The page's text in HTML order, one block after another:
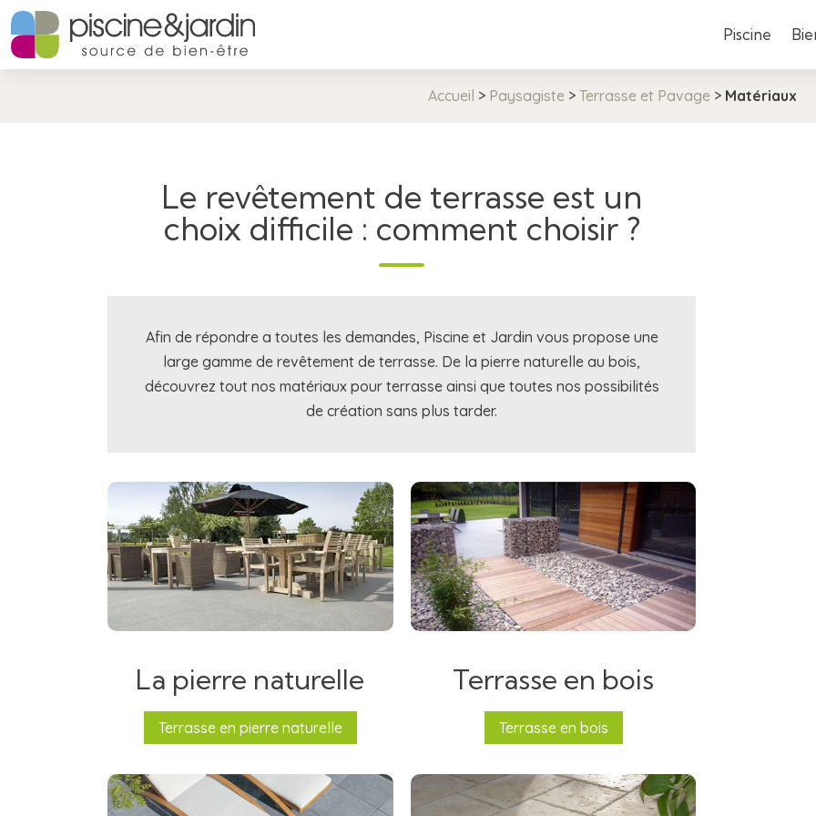
Piscine
Accueil > Paysagiste > Terrasse et Pavage > Matériaux
Le revêtement de terrasse est un
choix difficile : comment choisir ?
Afin de répondre a toutes les demandes, Piscine et Jardin vous propose une
large gamme de revêtement de terrasse. De la pierre naturelle au bois,
découvrez tout nos matériaux pour terrasse ainsi que toutes nos possibilités
de création sans plus tarder.
La pierre naturelle
Terrasse en pierre naturelle
Terrasse en bois
Terrasse en bois